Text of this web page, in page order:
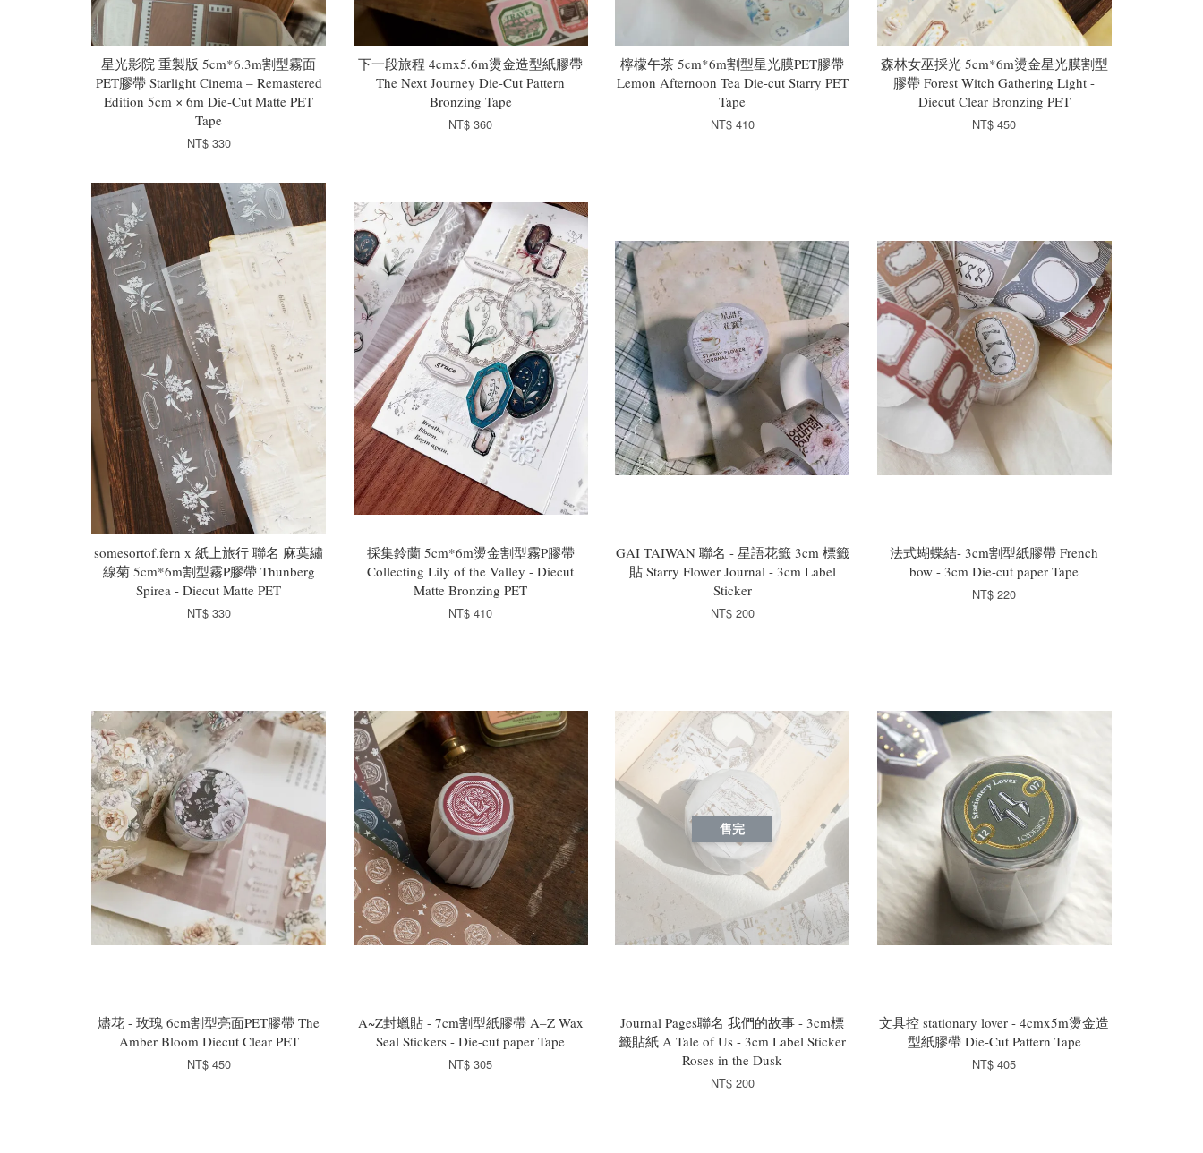
星光影院 重製版 5cm*6.3m割型霧面
PET膠帶 Starlight Cinema – Remastered
Edition 5cm × 6m Die-Cut Matte PET
Tape
NT$ 330
下一段旅程 4cmx5.6m燙金造型紙膠帶
The Next Journey Die-Cut Pattern
Bronzing Tape
NT$ 360
檸檬午茶 5cm*6m割型星光膜PET膠帶
Lemon Afternoon Tea Die-cut Starry PET
Tape
NT$ 410
森林女巫採光 5cm*6m燙金星光膜割型
膠帶 Forest Witch Gathering Light -
Diecut Clear Bronzing PET
NT$ 450
somesortof.fern x 紙上旅行 聯名 麻葉繡
線菊 5cm*6m割型霧P膠帶 Thunberg
Spirea - Diecut Matte PET
NT$ 330
採集鈴蘭 5cm*6m燙金割型霧P膠帶
Collecting Lily of the Valley - Diecut
Matte Bronzing PET
NT$ 410
GAI TAIWAN 聯名 - 星語花籤 3cm 標籤
貼 Starry Flower Journal - 3cm Label
Sticker
NT$ 200
法式蝴蝶結- 3cm割型紙膠帶 French
bow - 3cm Die-cut paper Tape
NT$ 220
燼花 - 玫瑰 6cm割型亮面PET膠帶 The
Amber Bloom Diecut Clear PET
NT$ 450
A~Z封蠟貼 - 7cm割型紙膠帶 A–Z Wax
Seal Stickers - Die-cut paper Tape
NT$ 305
售完
Journal Pages聯名 我們的故事 - 3cm標
籤貼紙 A Tale of Us - 3cm Label Sticker
Roses in the Dusk
NT$ 200
文具控 stationary lover - 4cmx5m燙金造
型紙膠帶 Die-Cut Pattern Tape
NT$ 405